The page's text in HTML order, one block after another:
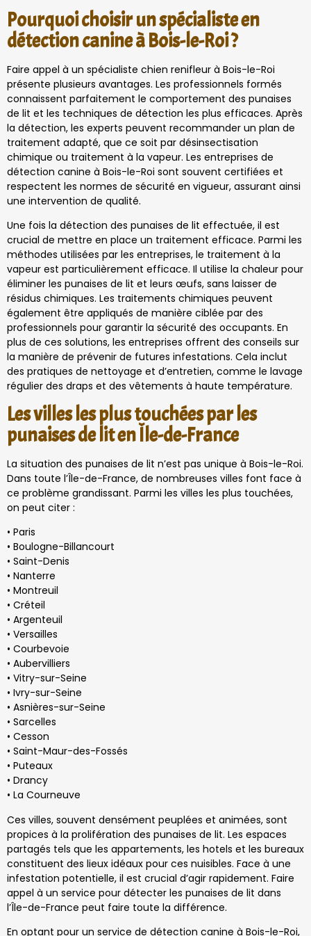
Pourquoi choisir un spécialiste en
détection canine à Bois-le-Roi ?
Faire appel à un spécialiste chien renifleur à Bois-le-Roi
présente plusieurs avantages. Les professionnels formés
connaissent parfaitement le comportement des punaises
de lit et les techniques de détection les plus efficaces. Après
la détection, les experts peuvent recommander un plan de
traitement adapté, que ce soit par désinsectisation
chimique ou traitement à la vapeur. Les entreprises de
détection canine à Bois-le-Roi sont souvent certifiées et
respectent les normes de sécurité en vigueur, assurant ainsi
une intervention de qualité.
Une fois la détection des punaises de lit effectuée, il est
crucial de mettre en place un traitement efficace. Parmi les
méthodes utilisées par les entreprises, le traitement à la
vapeur est particulièrement efficace. Il utilise la chaleur pour
éliminer les punaises de lit et leurs œufs, sans laisser de
résidus chimiques. Les traitements chimiques peuvent
également être appliqués de manière ciblée par des
professionnels pour garantir la sécurité des occupants. En
plus de ces solutions, les entreprises offrent des conseils sur
la manière de prévenir de futures infestations. Cela inclut
des pratiques de nettoyage et d’entretien, comme le lavage
régulier des draps et des vêtements à haute température.
Les villes les plus touchées par les
punaises de lit en Île-de-France
La situation des punaises de lit n’est pas unique à Bois-le-Roi.
Dans toute l’Île-de-France, de nombreuses villes font face à
ce problème grandissant. Parmi les villes les plus touchées,
on peut citer :
• Paris
• Boulogne-Billancourt
• Saint-Denis
• Nanterre
• Montreuil
• Créteil
• Argenteuil
• Versailles
• Courbevoie
• Aubervilliers
• Vitry-sur-Seine
• Ivry-sur-Seine
• Asnières-sur-Seine
• Sarcelles
• Cesson
• Saint-Maur-des-Fossés
• Puteaux
• Drancy
• La Courneuve
Ces villes, souvent densément peuplées et animées, sont
propices à la prolifération des punaises de lit. Les espaces
partagés tels que les appartements, les hotels et les bureaux
constituent des lieux idéaux pour ces nuisibles. Face à une
infestation potentielle, il est crucial d’agir rapidement. Faire
appel à un service pour détecter les punaises de lit dans
l’Île-de-France peut faire toute la différence.
En optant pour un service de détection canine à Bois-le-Roi,